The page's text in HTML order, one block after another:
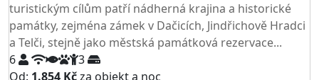
turistickým cílům patří nádherná krajina a historické
památky, zejména zámek v Dačicích, Jindřichově Hradci
a Telči, stejně jako městská památková rezervace...
6
3
Od: 1.854 Kčza objekt a noc